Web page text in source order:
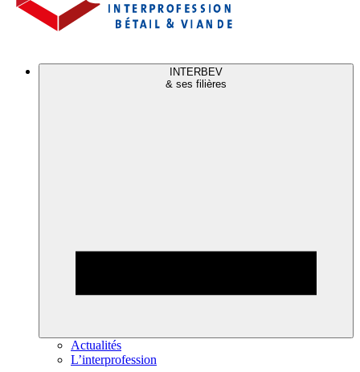
INTERBEV
& ses filières
Actualités
L’interprofession